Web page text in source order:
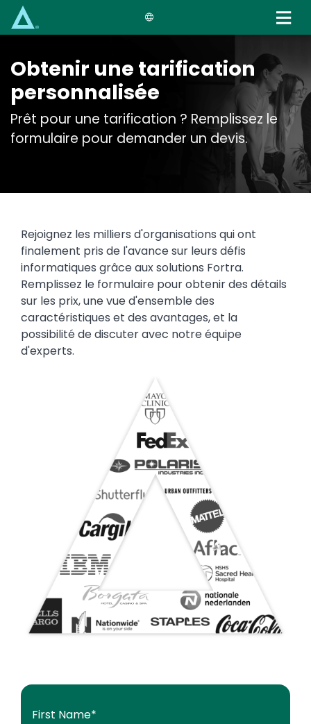
content
Obtenir une tarification
personnalisée
Prêt pour une tarification ? Remplissez le
formulaire pour demander un devis.
First Name*
Rejoignez les milliers d'organisations qui ont
finalement pris de l'avance sur leurs défis
informatiques grâce aux solutions Fortra.
Remplissez le formulaire pour obtenir des détails
sur les prix, une vue d'ensemble des
caractéristiques et des avantages, et la
possibilité de discuter avec notre équipe
d'experts.